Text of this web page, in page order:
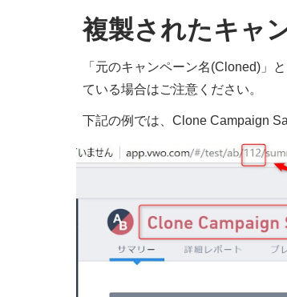
複製されたキャ
「元のキャンペーン名(Cloned)」
ている場合はご注意ください。
下記の例では、Clone Campaign